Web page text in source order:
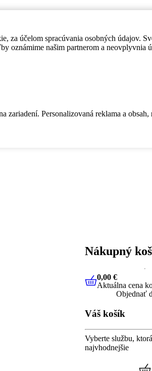
za účelom spracúvania osobných údajov.
oznámime našim partnerom a neovplyvnia
Personalizovaná reklama a obsah,
Nákupný
0,00 €
0,00 €
Aktuálna cena
Objednať
Váš košík
Vyberte službu,
najvhodnejšie